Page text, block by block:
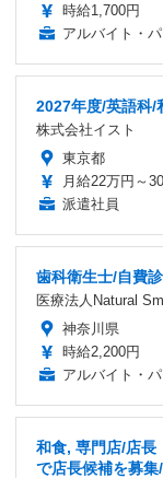
時給1,700円
アルバイト・
2027年度/英語科/
株式会社イスト
東京都
月給22万円～
派遣社員
歯科衛生士/自費
医療法人Natural
神奈川県
時給2,200円
アルバイト・パ
和食, 専門店/店長
で店長候補を募集